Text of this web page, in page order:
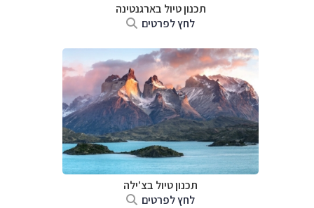
תכנון טיול בארגנטינה
לחץ לפרטים
תכנון טיול בצ'ילה
לחץ לפרטים